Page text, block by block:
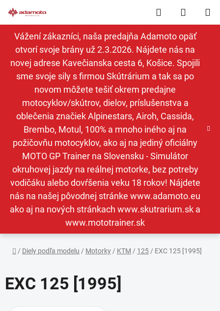
na
obsah
Vážení zákazníci, naša predajňa Adamoto opäť
otvorí svoje brány už 2.3.2026. Nájdete nás na
novej adrese Kavečianska cesta 6, Košice. Spojili
sme svoje sily s firmou Skútrárium a tak sa po
novom môžete tešiť okrem predajne
motocyklov/skútrov, dielov, príslušenstva a
oblečenia značiek Alpinestars, Airoh, Cassida,
Brembo, Motul, 100% a mnoho iného aj na
požičovňu motocyklov, ako aj na jediný oficiálny
MOTO GP Trainer na Slovensku - Simulátor
okruhovej jazdy na reálnej motorke, bez potreby
vodičáku alebo dovŕšenia veku 18 rokov! Nájdete
nás na našej pôvodnej stránke www.adamoto.eu
ako aj na nových stránkach www.skutrarium.sk a
www.mototrainer.sk
Hľadať
KOŠÍK
Domov
/ Diely podľa modelu / Motorky / KTM / 125 / EXC 125 [1995]
EXC 125 [1995]